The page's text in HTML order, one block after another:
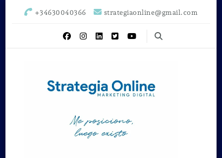
+34630040366 strategiaonline@gmail.com